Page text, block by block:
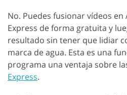
No. Puedes fusionar vídeos en
Express de forma gratuita y
resultado sin tener que lidiar
marca de agua. Esta es una
programa una ventaja sobre
Express.